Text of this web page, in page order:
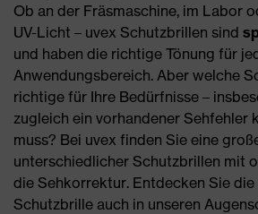
Ob an der Fräsmaschine, im Labor
UV-Licht – uvex Schutzbrillen sind
und haben die richtige Tönung für
Anwendungsbereich. Aber welche
richtige für Ihre Bedürfnisse –
zugleich ein vorhandener Sehfehler
muss? Bei uvex finden Sie eine
unterschiedlicher Schutzbrillen mit
die Sehkorrektur. Entdecken Sie die
Schutzbrille auch in unseren